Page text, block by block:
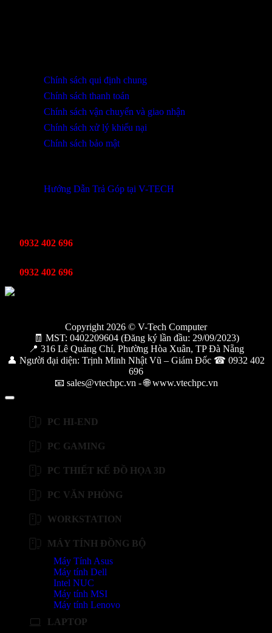
Chính sách qui định chung
Chính sách thanh toán
Chính sách vận chuyển và giao nhận
Chính sách xử lý khiếu nại
Chính sách bảo mật
Hướng Dẫn Trả Góp tại V-TECH
0932 402 696
0932 402 696
Copyright 2026 © V-Tech Computer
🧾 MST: 0402209604 (Đăng ký lần đầu: 29/09/2023)
📍 316 Lê Quảng Chí, Phường Hòa Xuân, TP Đà Nẵng
👤 Người đại diện: Trịnh Minh Nhật Vũ – Giám Đốc ☎ 0932 402
696
📧 sales@vtechpc.vn - 🌐 www.vtechpc.vn
PC HI-END
PC GAMING
PC THIẾT KẾ ĐỒ HỌA 3D
PC VĂN PHÒNG
WORKSTATION
MÁY TÍNH ĐỒNG BỘ
Máy Tính Asus
Máy tính Dell
Intel NUC
Máy tính MSI
Máy tính Lenovo
LAPTOP